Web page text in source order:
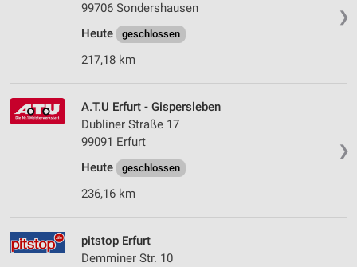
❯
99706 Sondershausen
Heute
geschlossen
217,18 km
❯
A.T.U Erfurt - Gispersleben
Dubliner Straße 17
99091 Erfurt
Heute
geschlossen
236,16 km
pitstop Erfurt
Demminer Str. 10